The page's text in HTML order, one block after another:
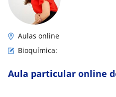
Aulas online
Bioquímica:
Aula particular online